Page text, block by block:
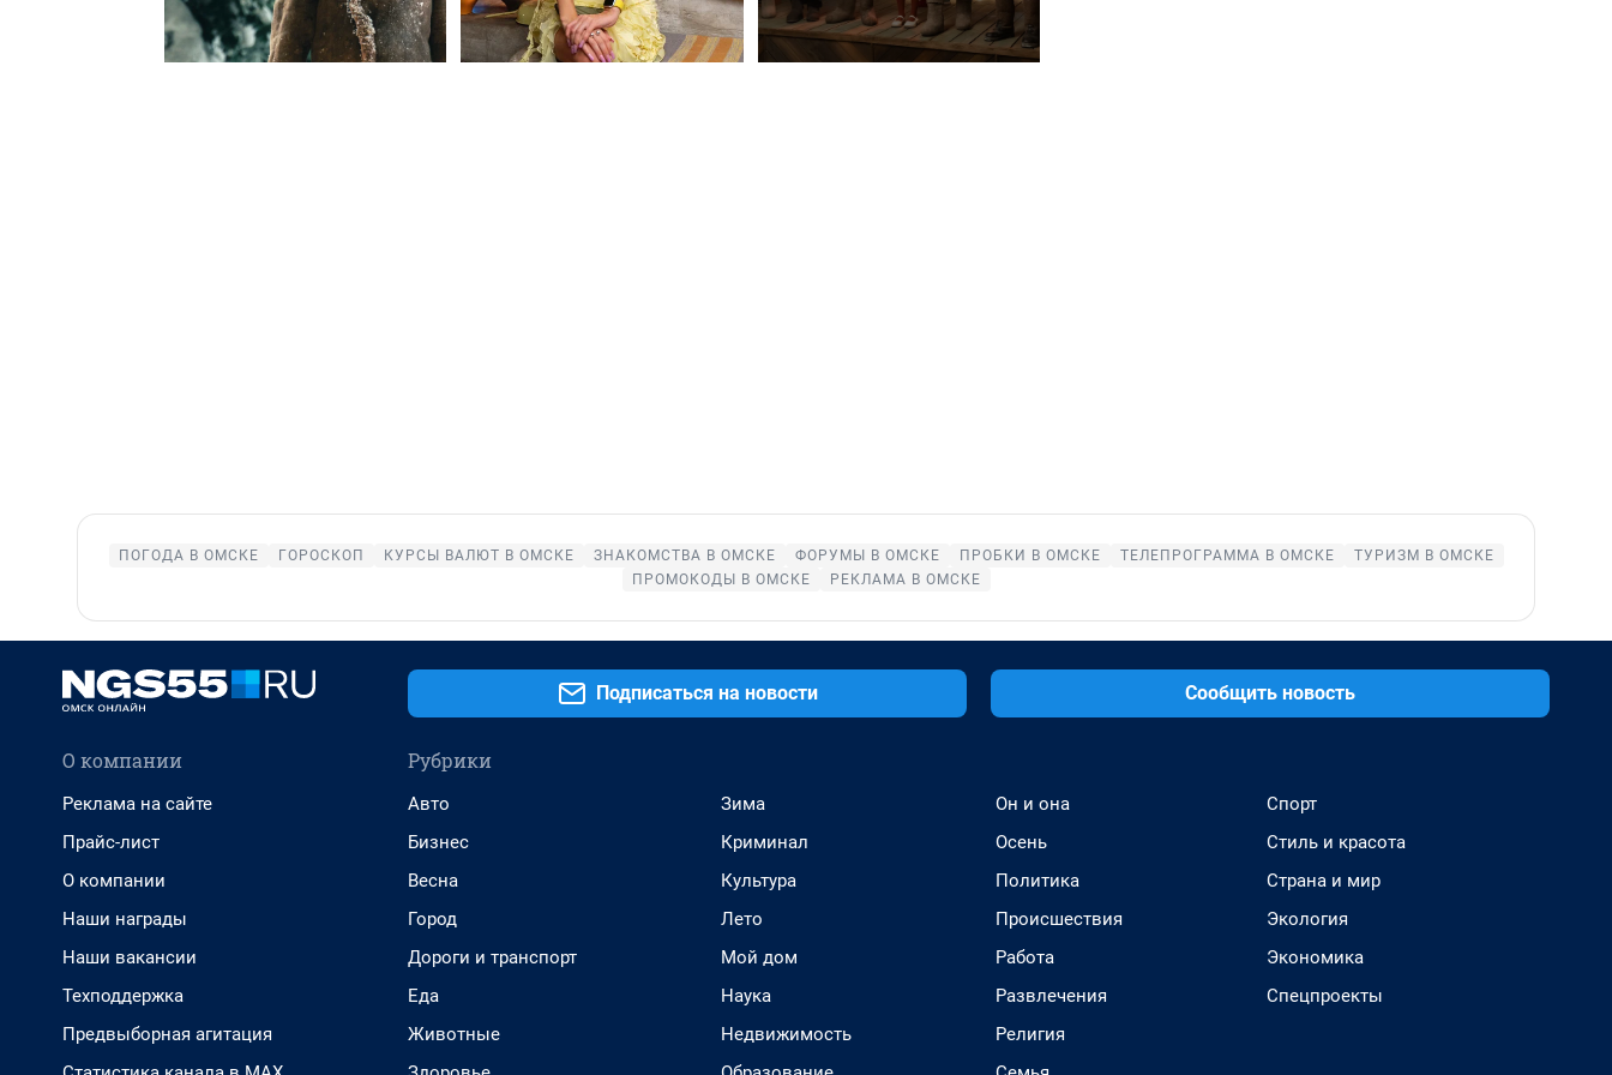
ПОГОДА В ОМСКЕ ГОРОСКОП КУРСЫ ВАЛЮТ В ОМСКЕ ЗНАКОМСТВА В ОМСКЕ ФОРУМЫ В ОМСКЕ ПРОБКИ В ОМСКЕ ТЕЛЕПРОГРАММА В ОМСКЕ
ТУРИЗМ В ОМСКЕ
ПРОМОКОДЫ В ОМСКЕ
РЕКЛАМА В ОМСКЕ
Подписаться на новости Сообщить новость
О компании
Реклама на сайте
Прайс-лист
О компании
Наши награды
Наши вакансии
Техподдержка
Предвыборная агитация
Рубрики
Авто
Бизнес
Весна
Город
Дороги и транспорт
Еда
Животные
Зима
Криминал
Культура
Лето
Мой дом
Наука
Недвижимость
Он и она
Осень
Политика
Происшествия
Работа
Развлечения
Религия
Спорт
Стиль и красота
Страна и мир
Экология
Экономика
Спецпроекты